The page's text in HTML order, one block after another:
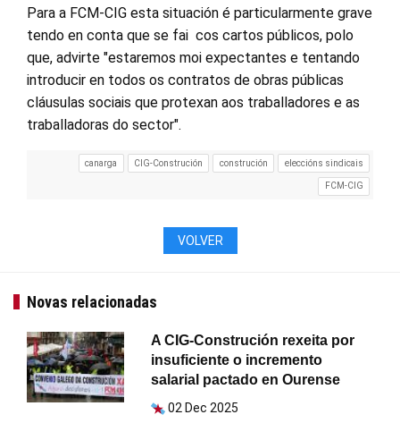
Para a FCM-CIG esta situación é particularmente grave
tendo en conta que se fai cos cartos públicos, polo
que, advirte "estaremos moi expectantes e tentando
introducir en todos os contratos de obras públicas
cláusulas sociais que protexan aos traballadores e as
traballadoras do sector".
canarga CIG-Construción construción eleccións sindicais
FCM-CIG
VOLVER
Novas relacionadas
A CIG-Construción rexeita por
insuficiente o incremento
salarial pactado en Ourense
02 Dec 2025